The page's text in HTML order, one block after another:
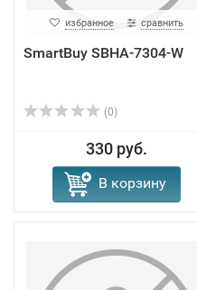
избранное сравнить
SmartBuy SBHA-7304-W
(0)
330 руб.
В корзину